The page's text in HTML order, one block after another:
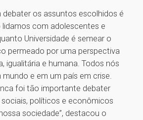
debater os assuntos escolhidos é
com adolescentes e
Universidade é semear o
permeado por uma perspectiva
igualitária e humana. Todos nós
e em um país em crise.
foi tão importante debater
políticos e econômicos
sociedade”, destacou o